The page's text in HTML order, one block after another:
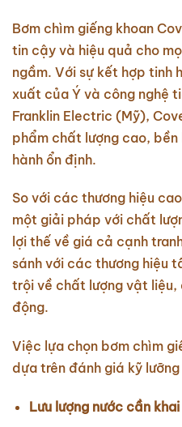
Bơm chìm giếng khoan
tin cậy và hiệu quả cho
ngầm. Với sự kết hợp tinh
xuất của Ý và công nghệ
Franklin Electric (Mỹ),
phẩm chất lượng cao,
hành ổn định.
So với các thương hiệu
một giải pháp với chất
lợi thế về giá cả cạnh
sánh với các thương hiệu
trội về chất lượng vật liệu,
động.
Việc lựa chọn bơm chìm
dựa trên đánh giá kỹ
Lưu lượng nước cần